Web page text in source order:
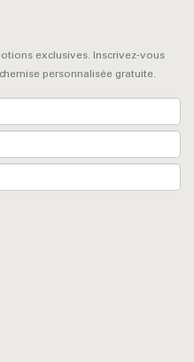
exclusives. Inscrivez-vous
personnalisée gratuite.